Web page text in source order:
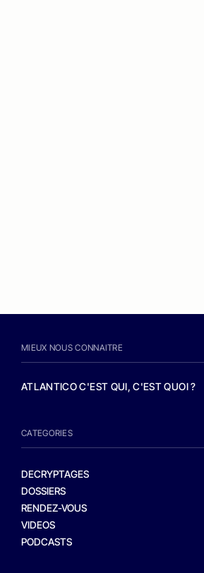
MIEUX NOUS CONNAITRE
ATLANTICO C'EST QUI, C'EST QUOI ?
CATEGORIES
DECRYPTAGES
DOSSIERS
RENDEZ-VOUS
VIDEOS
PODCASTS